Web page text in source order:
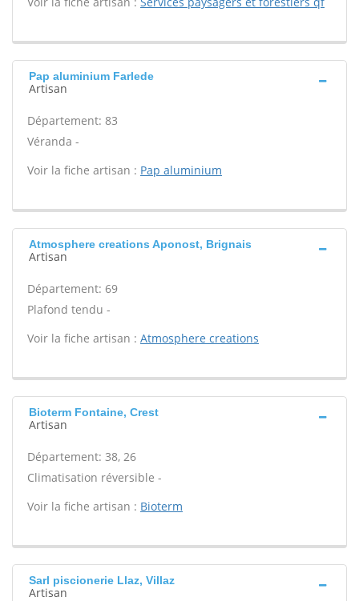
Pap aluminium Farlede
Artisan
Département: 83
Véranda -
Voir la fiche artisan : Pap aluminium
Atmosphere creations Aponost, Brignais
Artisan
Département: 69
Plafond tendu -
Voir la fiche artisan : Atmosphere creations
Bioterm Fontaine, Crest
Artisan
Département: 38, 26
Climatisation réversible -
Voir la fiche artisan : Bioterm
Sarl piscionerie Llaz, Villaz
Artisan